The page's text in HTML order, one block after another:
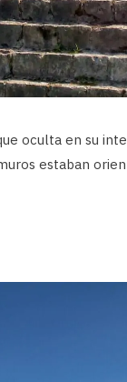
oculta en su
estaban